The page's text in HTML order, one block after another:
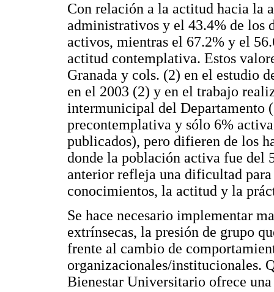
Con relación a la actitud hacia la
administrativos y el 43.4% de los
activos, mientras el 67.2% y el
actitud contemplativa. Estos
Granada y cols. (2) en el estudio
en el 2003 (2) y en el trabajo
intermunicipal del Departamento
precontemplativa y sólo 6%
publicados), pero difieren de los
donde la población activa fue del
anterior refleja una dificultad
conocimientos, la actitud y la
Se hace necesario implementar
extrínsecas, la presión de grupo
frente al cambio de
organizacionales/institucionales.
Bienestar Universitario ofrece